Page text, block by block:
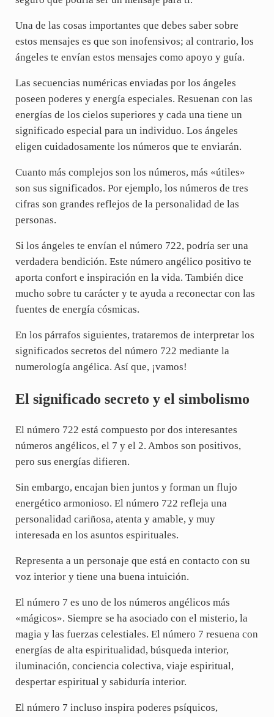
Una de las cosas importantes que debes saber sobre
estos mensajes es que son inofensivos; al contrario, los
ángeles te envían estos mensajes como apoyo y guía.
Las secuencias numéricas enviadas por los ángeles
poseen poderes y energía especiales. Resuenan con las
energías de los cielos superiores y cada una tiene un
significado especial para un individuo. Los ángeles
eligen cuidadosamente los números que te enviarán.
Cuanto más complejos son los números, más «útiles»
son sus significados. Por ejemplo, los números de tres
cifras son grandes reflejos de la personalidad de las
personas.
Si los ángeles te envían el número 722, podría ser una
verdadera bendición. Este número angélico positivo te
aporta confort e inspiración en la vida. También dice
mucho sobre tu carácter y te ayuda a reconectar con las
fuentes de energía cósmicas.
En los párrafos siguientes, trataremos de interpretar los
significados secretos del número 722 mediante la
numerología angélica. Así que, ¡vamos!
El significado secreto y el simbolismo
El número 722 está compuesto por dos interesantes
números angélicos, el 7 y el 2. Ambos son positivos,
pero sus energías difieren.
Sin embargo, encajan bien juntos y forman un flujo
energético armonioso. El número 722 refleja una
personalidad cariñosa, atenta y amable, y muy
interesada en los asuntos espirituales.
Representa a un personaje que está en contacto con su
voz interior y tiene una buena intuición.
El número 7 es uno de los números angélicos más
«mágicos». Siempre se ha asociado con el misterio, la
magia y las fuerzas celestiales. El número 7 resuena con
energías de alta espiritualidad, búsqueda interior,
iluminación, conciencia colectiva, viaje espiritual,
despertar espiritual y sabiduría interior.
El número 7 incluso inspira poderes psíquicos,